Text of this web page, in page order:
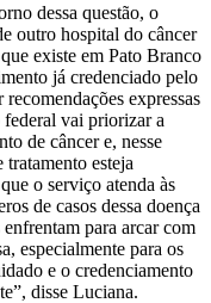
dessa questão, o
outro hospital do câncer
existe em Pato Branco
já credenciado pelo
expressas
vai priorizar a
de câncer e, nesse
esteja
o serviço atenda às
de casos dessa doença
para arcar com
especialmente para os
e o credenciamento
disse Luciana.